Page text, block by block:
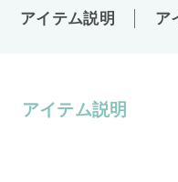
アイテム説明 ア
アイテム説明